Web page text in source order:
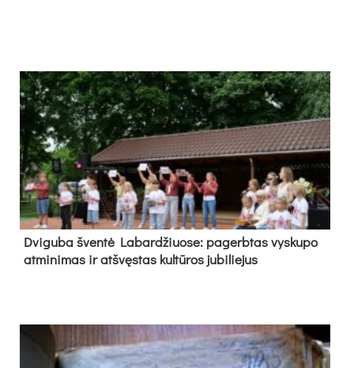
Dvi­gu­ba šven­tė La­bar­džiuo­se: pa­gerb­tas vys­ku­po
at­mi­ni­mas ir at­švęs­tas kul­tū­ros ju­bi­lie­jus